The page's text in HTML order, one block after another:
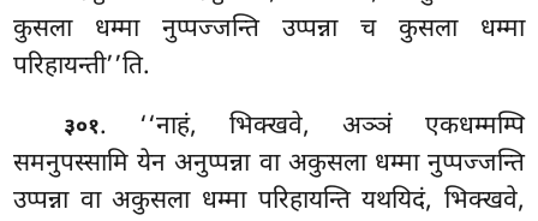
कुसला धम्मा नुप्पज्जन्ति उप्पन्ना च कुसला धम्मा
परिहायन्ती’’ति.
३०१. ‘‘नाहं, भिक्खवे, अञ्ञं एकधम्मम्पि
समनुपस्सामि येन अनुप्पन्ना वा अकुसला धम्मा नुप्पज्जन्ति
उप्पन्ना वा अकुसला धम्मा परिहायन्ति यथयिदं, भिक्खवे,